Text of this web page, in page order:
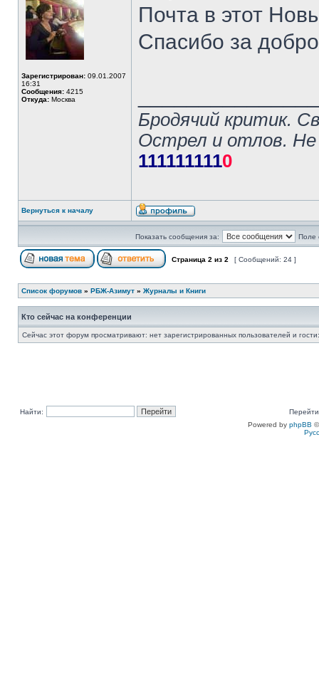
Зарегистрирован: 09.01.2007
16:31
Сообщения: 4215
Откуда: Москва
Почта в этот
Спасибо за
Бродячий критик.
Острел и отлов. Не
1111111110
Вернуться к началу
Показать сообщения за: Поле
Страница 2 из 2 [ Сообщений: 24 ]
Список форумов » РБЖ-Азимут » Журналы и Книги
Кто сейчас на конференции
Сейчас этот форум просматривают: нет зарегистрированных пользователей и
Найти:
Powered by phpBB